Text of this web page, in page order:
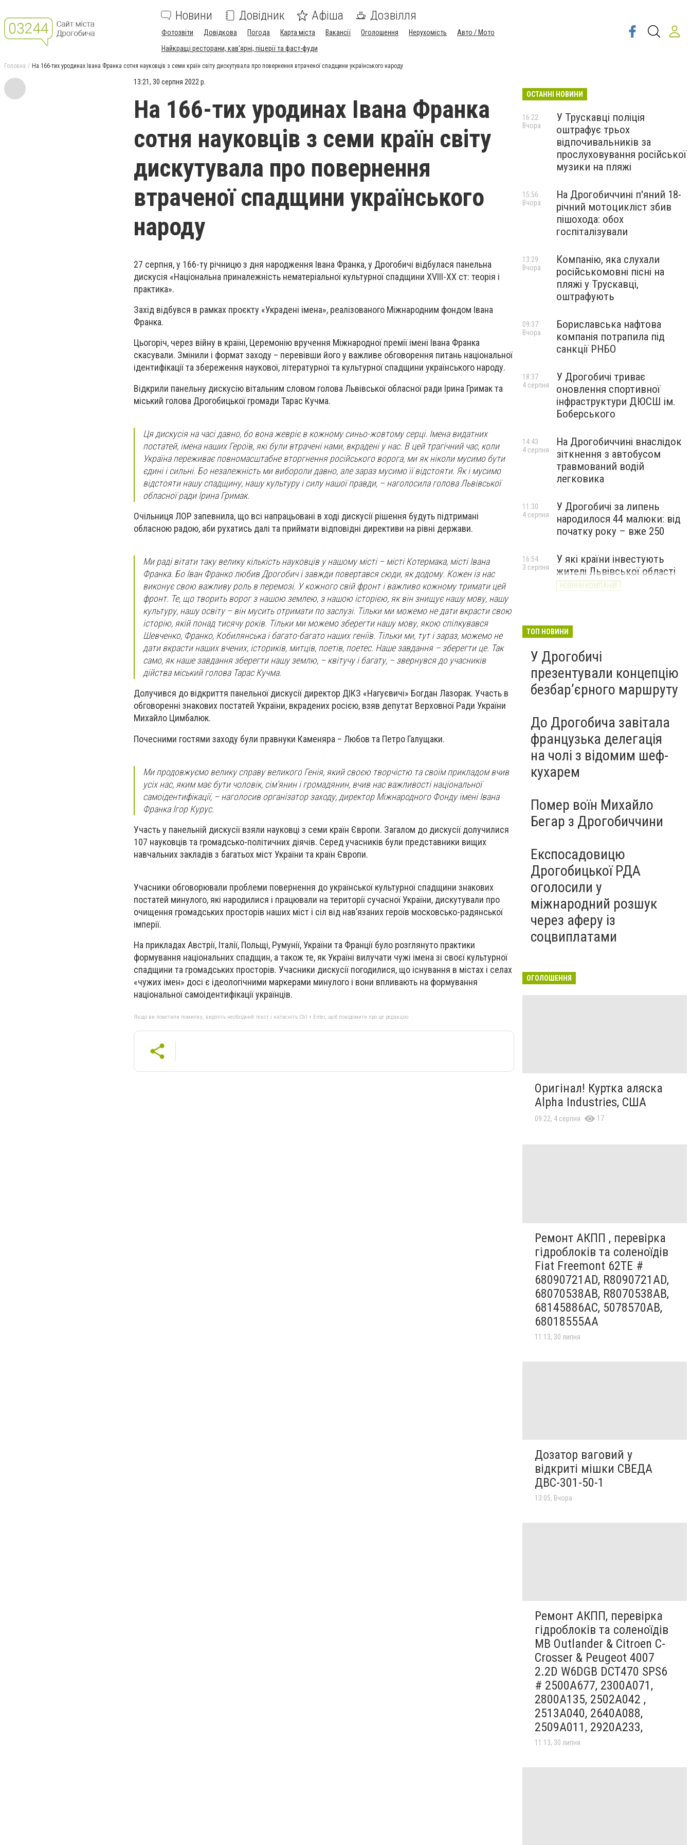
Новини Довідник Афіша Дозвілля
Фотозвіти Довідкова Погода Карта міста Вакансії Оголошення Нерухомість
Авто / Мото
Найкращі ресторани, кав'ярні, піцерії та фаст-фуди
Головна На 166-тих уродинах Івана Франка сотня науковців з семи країн світу дискутувала про повернення втраченої спадщини українського народу
13:21, 30 серпня 2022 р.
На 166-тих уродинах Івана Франка
сотня науковців з семи країн світу
дискутувала про повернення
втраченої спадщини українського
народу
27 серпня, у 166-ту річницю з дня народження Івана Франка, у Дрогобичі відбулася панельна
дискусія «Національна приналежність нематеріальної культурної спадщини ХVІІІ-ХХ ст: теорія і
практика».
Захід відбувся в рамках проєкту «Украдені імена», реалізованого Міжнародним фондом Івана
Франка.
Цьогоріч, через війну в країні, Церемонію вручення Міжнародної премії імені Івана Франка
скасували. Змінили і формат заходу – перевівши його у важливе обговорення питань національної
ідентифікації та збереження наукової, літературної та культурної спадщини українського народу.
Відкрили панельну дискусію вітальним словом голова Львівської обласної ради Ірина Гримак та
міський голова Дрогобицької громади Тарас Кучма.
Ця дискусія на часі давно, бо вона жевріє в кожному синьо-жовтому серці. Імена видатних
постатей, імена наших Героїв, які були втрачені нами, вкрадені у нас. В цей трагічний час, коли
Україна переживає повномасштабне вторгнення російського ворога, ми як ніколи мусимо бути
єдині і сильні. Бо незалежність ми вибороли давно, але зараз мусимо її відстояти. Як і мусимо
відстояти нашу спадщину, нашу культуру і силу нашої правди, – наголосила голова Львівської
обласної ради Ірина Гримак.
Очільниця ЛОР запевнила, що всі напрацьовані в ході дискусії рішення будуть підтримані
обласною радою, аби рухатись далі та приймати відповідні директиви на рівні держави.
Ми раді вітати таку велику кількість науковців у нашому місті – місті Котермака, місті Івана
Франка. Бо Іван Франко любив Дрогобич і завжди повертався сюди, як додому. Кожен із нас
виконує свою важливу роль в перемозі. У кожного свій фронт і важливо кожному тримати цей
фронт. Те, що творить ворог з нашою землею, з нашою історією, як він знищує нашу мову, нашу
культуру, нашу освіту – він мусить отримати по заслузі. Тільки ми можемо не дати вкрасти свою
історію, якій понад тисячу років. Тільки ми можемо зберегти нашу мову, якою спілкувався
Шевченко, Франко, Кобилянська і багато-багато наших геніїв. Тільки ми, тут і зараз, можемо не
дати вкрасти наших вчених, істориків, митців, поетів, поетес. Наше завдання – зберегти це. Так
само, як наше завдання зберегти нашу землю, – квітучу і багату, – звернувся до учасників
дійства міський голова Тарас Кучма.
Долучився до відкриття панельної дискусії директор ДІКЗ «Нагуєвичі» Богдан Лазорак. Участь в
обговоренні знакових постатей України, вкрадених росією, взяв депутат Верховної Ради України
Михайло Цимбалюк.
Почесними гостями заходу були правнуки Каменяра – Любов та Петро Галущаки.
Ми продовжуємо велику справу великого Генія, який своєю творчістю та своїм прикладом вчив
усіх нас, яким має бути чоловік, сім’янин і громадянин, вчив нас важливості національної
самоідентифікації, – наголосив організатор заходу, директор Міжнародного Фонду імені Івана
Франка Ігор Курус.
Участь у панельній дискусії взяли науковці з семи країн Європи. Загалом до дискусії долучилися
107 науковців та громадсько-політичних діячів. Серед учасників були представники вищих
навчальних закладів з багатьох міст України та країн Європи.
Учасники обговорювали проблеми повернення до української культурної спадщини знакових
постатей минулого, які народилися і працювали на території сучасної України, дискутували про
очищення громадських просторів наших міст і сіл від нав’язаних героїв московсько-радянської
імперії.
На прикладах Австрії, Італії, Польщі, Румунії, України та Франції було розглянуто практики
формування національних спадщин, а також те, як Україні вилучати чужі імена зі своєї культурної
спадщини та громадських просторів. Учасники дискусії погодилися, що існування в містах і селах
«чужих імен» досі є ідеологічними маркерами минулого і вони впливають на формування
національної самоідентифікації українців.
Якщо ви помітили помилку, виділіть необхідний текст і натисніть Ctrl + Enter, щоб повідомити про це редакцію
ОСТАННІ НОВИНИ
У Трускавці поліція
оштрафує трьох
відпочивальників за
прослуховування російської
музики на пляжі
16:22
Вчора
На Дрогобиччині п'яний 18-
річний мотоцикліст збив
пішохода: обох
госпіталізували
15:56
Вчора
Компанію, яка слухали
російськомовні пісні на
пляжі у Трускавці,
оштрафують
13:29
Вчора
Бориславська нафтова
компанія потрапила під
санкції РНБО
09:37
Вчора
У Дрогобичі триває
оновлення спортивної
інфраструктури ДЮСШ ім.
Боберського
18:37
4 серпня
На Дрогобиччині внаслідок
зіткнення з автобусом
травмований водій
легковика
14:43
4 серпня
У Дрогобичі за липень
народилося 44 малюки: від
початку року – вже 250
11:30
4 серпня
У які країни інвестують
жителі Львівської області
НОВИНИ КОМПАНІЙ
16:54
3 серпня
ТОП НОВИНИ
У Дрогобичі
презентували концепцію
безбар’єрного маршруту
До Дрогобича завітала
французька делегація
на чолі з відомим шеф-
кухарем
Помер воїн Михайло
Бегар з Дрогобиччини
Експосадовицю
Дрогобицької РДА
оголосили у
міжнародний розшук
через аферу із
соцвиплатами
ОГОЛОШЕННЯ
Оригінал! Куртка аляска
Alpha Industries, США
09:22, 4 серпня 17
Ремонт АКПП , перевірка
гідроблоків та соленоїдів
Fiat Freemont 62TE #
68090721AD, R8090721AD,
68070538AB, R8070538AB,
68145886AC, 5078570AB,
68018555AA
11:13, 30 липня
Дозатор ваговий у
відкриті мішки СВЕДА
ДВС-301-50-1
13:05, Вчора
Ремонт АКПП, перевірка
гідроблоків та соленоїдів
MB Outlander & Citroen C-
Crosser & Peugeot 4007
2.2D W6DGB DCT470 SPS6
# 2500A677, 2300A071,
2800A135, 2502A042 ,
2513A040, 2640A088,
2509A011, 2920A233,
11:13, 30 липня